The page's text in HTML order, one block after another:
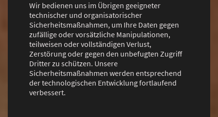
Wir bedienen uns im Übrigen geeigneter
technischer und organisatorischer
Sicherheitsmaßnahmen, um Ihre Daten gegen
zufällige oder vorsätzliche Manipulationen,
teilweisen oder vollständigen Verlust,
Zerstörung oder gegen den unbefugten Zugriff
Dritter zu schützen. Unsere
Sicherheitsmaßnahmen werden entsprechend
der technologischen Entwicklung fortlaufend
verbessert.